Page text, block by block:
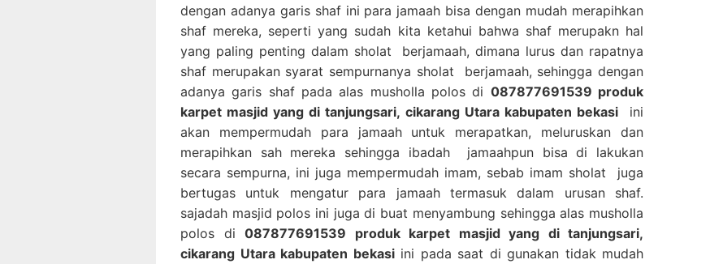
dengan adanya garis shaf ini para jamaah bisa dengan mudah merapihkan
shaf mereka, seperti yang sudah kita ketahui bahwa shaf merupakn hal
yang paling penting dalam sholat berjamaah, dimana lurus dan rapatnya
shaf merupakan syarat sempurnanya sholat berjamaah, sehingga dengan
adanya garis shaf pada alas musholla polos di 087877691539 produk
karpet masjid yang di tanjungsari, cikarang Utara kabupaten bekasiini
akan mempermudah para jamaah untuk merapatkan, meluruskan dan
merapihkan sah mereka sehingga ibadah jamaahpun bisa di lakukan
secara sempurna, ini juga mempermudah imam, sebab imam sholat juga
bertugas untuk mengatur para jamaah termasuk dalam urusan shaf.
sajadah masjid polos ini juga di buat menyambung sehingga alas musholla
polos di 087877691539 produk karpet masjid yang di tanjungsari,
cikarang Utara kabupaten bekasiini pada saat di gunakan tidak mudah